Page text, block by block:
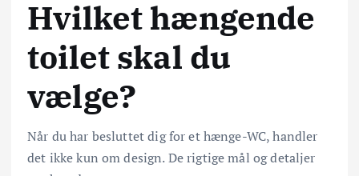
Hvilket hængende
toilet skal du
vælge?
Når du har besluttet dig for et hænge-WC, handler
det ikke kun om design. De rigtige mål og detaljer